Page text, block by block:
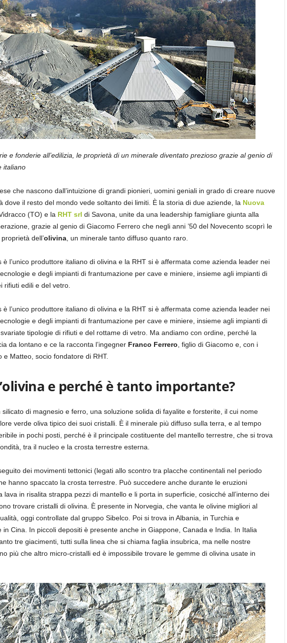
e fonderie all’edilizia, le proprietà di un minerale diventato prezioso grazie al genio di
italiano
che nascono dall’intuizione di grandi pionieri, uomini geniali in grado di creare nuove
dove il resto del mondo vede soltanto dei limiti. È la storia di due aziende, la Nuova
(TO) e la RHT srl di Savona, unite da una leadership famigliare giunta alla
grazie al genio di Giacomo Ferrero che negli anni ’50 del Novecento scoprì le
dell’olivina, un minerale tanto diffuso quanto raro.
è l’unico produttore italiano di olivina e la RHT si è affermata come azienda leader nei
e degli impianti di frantumazione per cave e miniere, insieme agli impianti di
rifiuti edili e del vetro.
è l’unico produttore italiano di olivina e la RHT si è affermata come azienda leader nei
e degli impianti di frantumazione per cave e miniere, insieme agli impianti di
tipologie di rifiuti e del rottame di vetro. Ma andiamo con ordine, perché la
da lontano e ce la racconta l’ingegner Franco Ferrero , figlio di Giacomo e, con i
e Matteo, socio fondatore di RHT.
l’olivina e perché è tanto importante?
silicato di magnesio e ferro, una soluzione solida di fayalite e forsterite, il cui nome
verde oliva tipico dei suoi cristalli. È il minerale più diffuso sulla terra, e al tempo
in pochi posti, perché è il principale costituente del mantello terrestre, che si trova
tra il nucleo e la crosta terrestre esterna.
dei movimenti tettonici (legati allo scontro tra placche continentali nel periodo
hanno spaccato la crosta terrestre. Può succedere anche durante le eruzioni
lava in risalita strappa pezzi di mantello e li porta in superficie, cosicché all’interno dei
trovare cristalli di olivina. È presente in Norvegia, che vanta le olivine migliori al
oggi controllate dal gruppo Sibelco. Poi si trova in Albania, in Turchia e
in Cina. In piccoli depositi è presente anche in Giappone, Canada e India. In Italia
tre giacimenti, tutti sulla linea che si chiama faglia insubrica, ma nelle nostre
più che altro micro-cristalli ed è impossibile trovare le gemme di olivina usate in